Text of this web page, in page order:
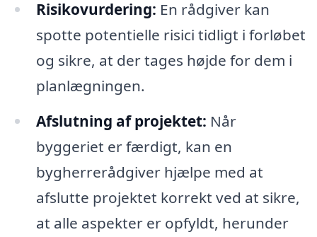
Risikovurdering: En rådgiver kan
spotte potentielle risici tidligt i forløbet
og sikre, at der tages højde for dem i
planlægningen.
Afslutning af projektet: Når
byggeriet er færdigt, kan en
bygherrerådgiver hjælpe med at
afslutte projektet korrekt ved at sikre,
at alle aspekter er opfyldt, herunder